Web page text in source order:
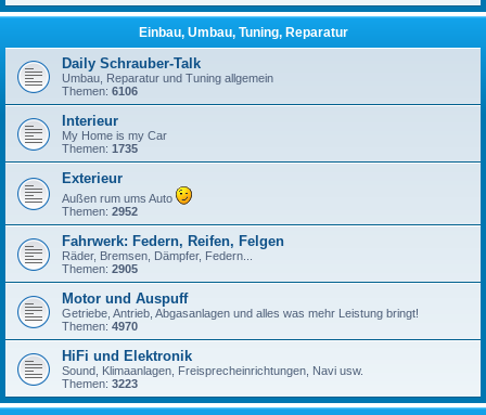
Einbau, Umbau, Tuning, Reparatur
Daily Schrauber-Talk
Umbau, Reparatur und Tuning allgemein
Themen: 6106
Interieur
My Home is my Car
Themen: 1735
Exterieur
Außen rum ums Auto
Themen: 2952
Fahrwerk: Federn, Reifen, Felgen
Räder, Bremsen, Dämpfer, Federn...
Themen: 2905
Motor und Auspuff
Getriebe, Antrieb, Abgasanlagen und alles was mehr Leistung bringt!
Themen: 4970
HiFi und Elektronik
Sound, Klimaanlagen, Freisprecheinrichtungen, Navi usw.
Themen: 3223